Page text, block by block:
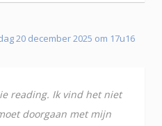
20 december 2025 om 17u16
reading. Ik vind het niet
doorgaan met mijn